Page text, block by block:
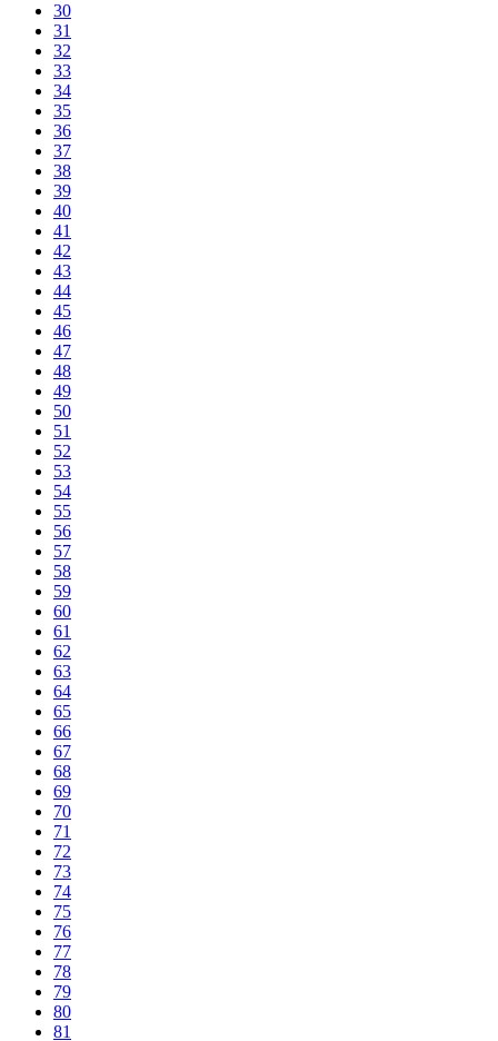
30
31
32
33
34
35
36
37
38
39
40
41
42
43
44
45
46
47
48
49
50
51
52
53
54
55
56
57
58
59
60
61
62
63
64
65
66
67
68
69
70
71
72
73
74
75
76
77
78
79
80
81